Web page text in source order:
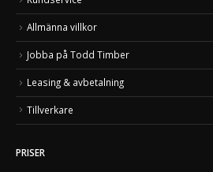
Allmänna villkor
Jobba på Todd Timber
Leasing & avbetalning
Tillverkare
PRISER